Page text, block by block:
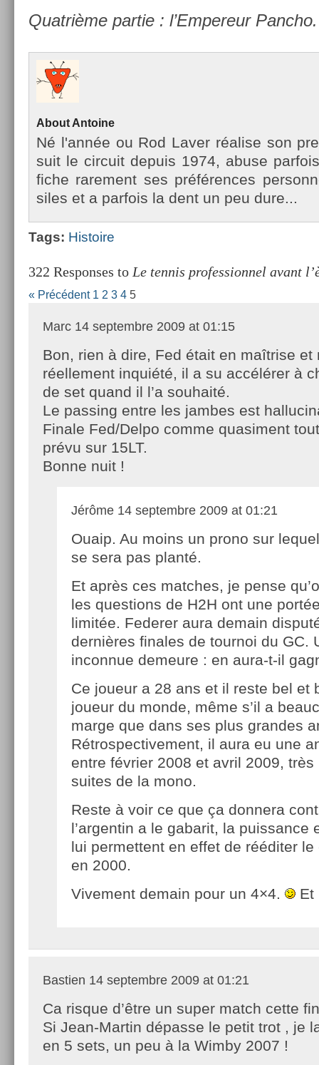
Quat­rième par­tie : l’Em­pereur Pancho.
About An­toine
Né l'année ou Rod Laver réalise son
suit le cir­cuit de­puis 1974, abuse
fiche rare­ment ses préfér­ences
siles et a par­fois la dent un peu dure...
Tags: His­toire
322 Responses to Le tennis professionnel avant
« Précédent 1 2 3 4 5
Marc 14 septembre 2009 at 01:15
Bon, rien à dire, Fed était en maîtrise et
réellement inquiété, il a su accélérer à
de set quand il l’a souhaité.
Le passing entre les jambes est
Finale Fed/Delpo comme quasiment
prévu sur 15LT.
Bonne nuit !
Jérôme 14 septembre 2009 at 01:21
Ouaip. Au moins un prono sur
se sera pas planté.
Et après ces matches, je pense
les questions de H2H ont une
limitée. Federer aura demain
dernières finales de tournoi du GC.
inconnue demeure : en aura-t-il
Ce joueur a 28 ans et il reste bel et
joueur du monde, même s’il a
marge que dans ses plus grandes
Rétrospectivement, il aura eu une
entre février 2008 et avril 2009,
suites de la mono.
Reste à voir ce que ça donnera
l’argentin a le gabarit, la puissance
lui permettent en effet de rééditer
en 2000.
Vivement demain pour un 4×4.
Et
Bastien 14 septembre 2009 at 01:21
Ca risque d’être un super match cette
Si Jean-Martin dépasse le petit trot , je
en 5 sets, un peu à la Wimby 2007 !